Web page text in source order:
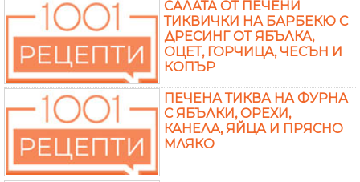
САЛАТА ОТ ПЕЧЕНИ
ТИКВИЧКИ НА БАРБЕКЮ С
ДРЕСИНГ ОТ ЯБЪЛКА,
ОЦЕТ, ГОРЧИЦА, ЧЕСЪН И
КОПЪР
ПЕЧЕНА ТИКВА НА ФУРНА
С ЯБЪЛКИ, ОРЕХИ,
КАНЕЛА, ЯЙЦА И ПРЯСНО
МЛЯКО